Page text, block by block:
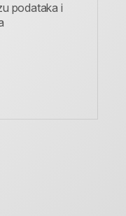
podataka i